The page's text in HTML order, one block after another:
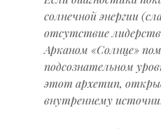
солнечной энергии
отсутствие
Арканом «Солнце»
подсознательном
этот архетип,
внутреннему